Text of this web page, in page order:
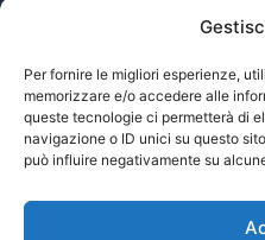
Per fornire le migliori esperienze,
memorizzare e/o accedere alle
queste tecnologie ci permetterà di
navigazione o ID unici su questo
può influire negativamente su
Tiflopedia è un sito della Federazione
Nazionale delle Istituzioni Pro Ciechi
Onlus
© 2026